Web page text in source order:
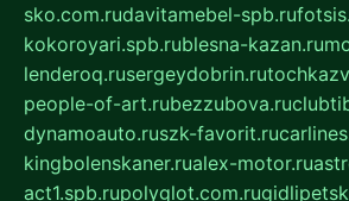
sko.com.rudavitamebel-spb.ru
kokoroyari.spb.rublesna-kazan.ru
lenderoq.rusergeydobrin.ru
people-of-art.rubezzubova.ru
dynamoauto.ruszk-favorit.ru
kingbolenskaner.rualex-motor.ru
act1.spb.rupolyglot.com.ru